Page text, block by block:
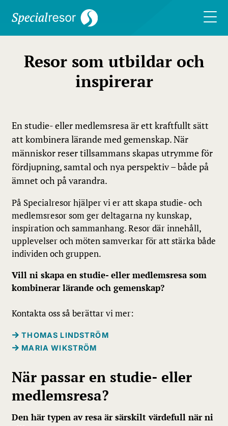
Resor som utbildar och
inspirerar
En studie- eller medlemsresa är ett kraftfullt sätt
att kombinera lärande med gemenskap. När
människor reser tillsammans skapas utrymme för
fördjupning, samtal och nya perspektiv – både på
ämnet och på varandra.
På Specialresor hjälper vi er att skapa studie- och
medlemsresor som ger deltagarna ny kunskap,
inspiration och sammanhang. Resor där innehåll,
upplevelser och möten samverkar för att stärka både
individen och gruppen.
Vill ni skapa en studie- eller medlemsresa som
kombinerar lärande och gemenskap?
Kontakta oss så berättar vi mer:
THOMAS LINDSTRÖM
MARIA WIKSTRÖM
När passar en studie- eller
medlemsresa?
Den här typen av resa är särskilt värdefull när ni